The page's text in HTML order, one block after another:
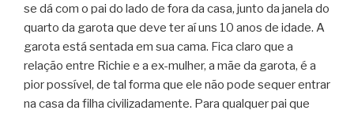
se dá com o pai do lado de fora da casa, junto da janela do
quarto da garota que deve ter aí uns 10 anos de idade. A
garota está sentada em sua cama. Fica claro que a
relação entre Richie e a ex-mulher, a mãe da garota, é a
pior possível, de tal forma que ele não pode sequer entrar
na casa da filha civilizadamente. Para qualquer pai que